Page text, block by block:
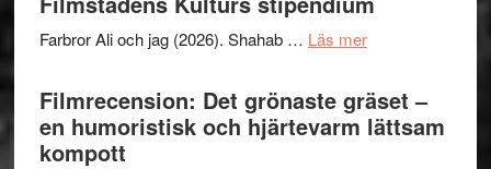
to
Believe
Vrach
Frankenshtey
presenterar
19
titlar
i
Farbror Ali och jag (2026). Shahab … Läs merom
Shahab
Mehrabi
till
Filmrecension: Det grönaste gräset –
en humoristisk och hjärtevarm lättsam
kompott